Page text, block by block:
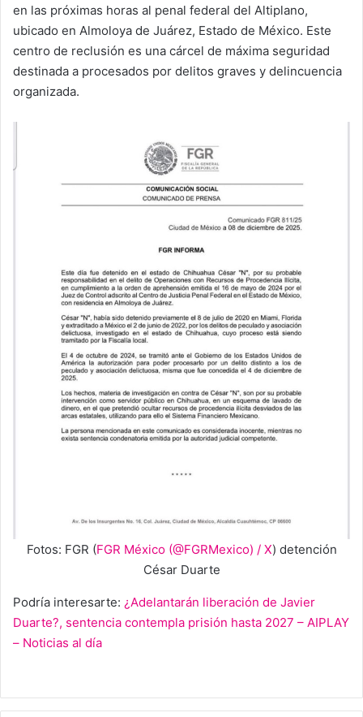
en las próximas horas al penal federal del Altiplano,
ubicado en Almoloya de Juárez, Estado de México. Este
centro de reclusión es una cárcel de máxima seguridad
destinada a procesados por delitos graves y delincuencia
organizada.
Fotos: FGR (FGR México (@FGRMexico) / X) detención
César Duarte
Podría interesarte: ¿Adelantarán liberación de Javier
Duarte?, sentencia contempla prisión hasta 2027 – AIPLAY
– Noticias al día